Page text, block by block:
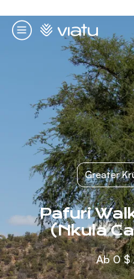
Menü
Startseite
Greater
Pafuri
(Nkula
Ab0 $